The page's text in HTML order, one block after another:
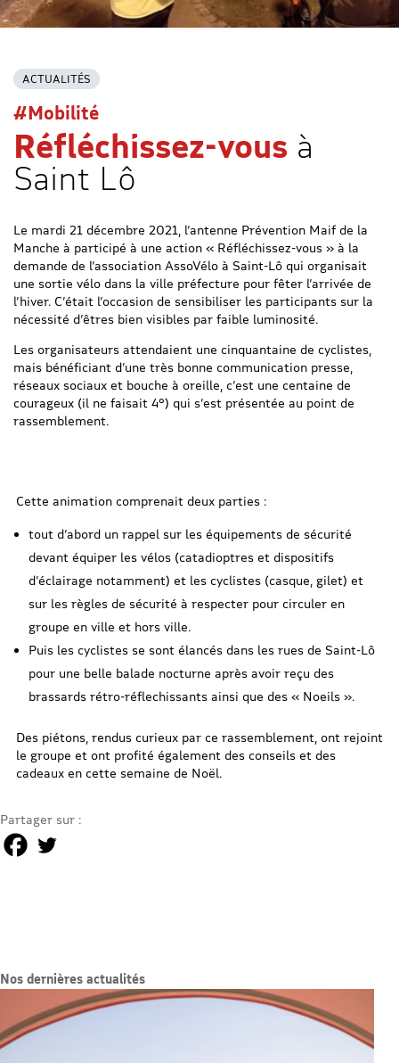
ACTUALITÉS
#Mobilité
Réfléchissez-vous à
Saint Lô
Le mardi 21 décembre 2021, l’antenne Prévention Maif de la
Manche à participé à une action « Réfléchissez-vous » à la
demande de l’association AssoVélo à Saint-Lô qui organisait
une sortie vélo dans la ville préfecture pour fêter l’arrivée de
l’hiver. C’était l’occasion de sensibiliser les participants sur la
nécessité d’êtres bien visibles par faible luminosité.
Les organisateurs attendaient une cinquantaine de cyclistes,
mais bénéficiant d’une très bonne communication presse,
réseaux sociaux et bouche à oreille, c’est une centaine de
courageux (il ne faisait 4°) qui s’est présentée au point de
rassemblement.
Cette animation comprenait deux parties :
tout d’abord un rappel sur les équipements de sécurité
devant équiper les vélos (catadioptres et dispositifs
d’éclairage notamment) et les cyclistes (casque, gilet) et
sur les règles de sécurité à respecter pour circuler en
groupe en ville et hors ville.
Puis les cyclistes se sont élancés dans les rues de Saint-Lô
pour une belle balade nocturne après avoir reçu des
brassards rétro-réflechissants ainsi que des « Noeils ».
Des piétons, rendus curieux par ce rassemblement, ont rejoint
le groupe et ont profité également des conseils et des
cadeaux en cette semaine de Noël.
Partager sur :
Nos dernières actualités